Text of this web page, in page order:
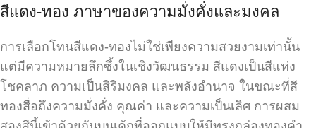
สีแดง-ทอง ภาษาของความมั่งคั่งและมงคล
การเลือกโทนสีแดง-ทองไม่ใช่เพียงความสวยงามเท่านั้น
แต่มีความหมายลึกซึ้งในเชิงวัฒนธรรม สีแดงเป็นสีแห่ง
โชคลาภ ความเป็นสิริมงคล และพลังอำนาจ ในขณะที่สี
ทองสื่อถึงความมั่งคั่ง คุณค่า และความเป็นเลิศ การผสม